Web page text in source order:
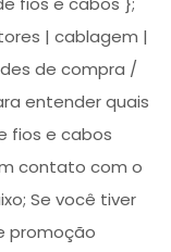
| cablagem |
de compra /
entender quais
fios e cabos
contato com o
Se você tiver
promoção